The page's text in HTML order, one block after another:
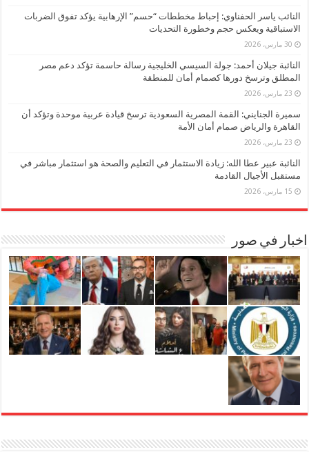
النائب ياسر الحفناوي: إحباط مخططات “حسم” الإرهابية يؤكد تفوق الضربات
الاستباقية ويعكس حجم وخطورة التحديات
30 مارس، 2026
النائبة جيلان أحمد: جولة السيسي الخليجية رسالة حاسمة تؤكد دعم مصر
المطلق وترسخ دورها كصمام أمان للمنطقة
23 مارس، 2026
سميرة الجنايني: القمة المصرية السعودية ترسخ قيادة عربية موحدة وتؤكد أن
القاهرة والرياض صمام أمان الأمة
23 مارس، 2026
النائبة عبير عطا الله: زيادة الاستثمار في التعليم والصحة هو استثمار مباشر في
مستقبل الأجيال القادمة
15 مارس، 2026
اخبار في صور